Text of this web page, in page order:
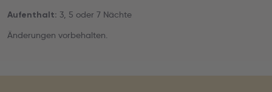
Aufenthalt: 3, 5 oder 7 Nächte
Änderungen vorbehalten.